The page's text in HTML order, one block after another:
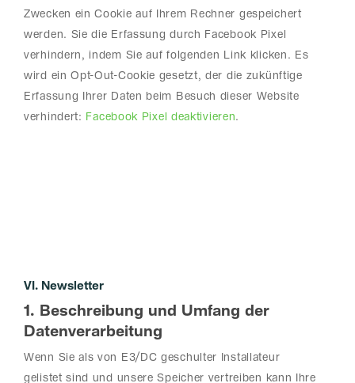
Zwecken ein Cookie auf Ihrem Rechner gespeichert
werden. Sie die Erfassung durch Facebook Pixel
verhindern, indem Sie auf folgenden Link klicken. Es
wird ein Opt-Out-Cookie gesetzt, der die zukünftige
Erfassung Ihrer Daten beim Besuch dieser Website
verhindert: Facebook Pixel deaktivieren.
VI. Newsletter
1. Beschreibung und Umfang der
Datenverarbeitung
Wenn Sie als von E3/DC geschulter Installateur
gelistet sind und unsere Speicher vertreiben kann Ihre